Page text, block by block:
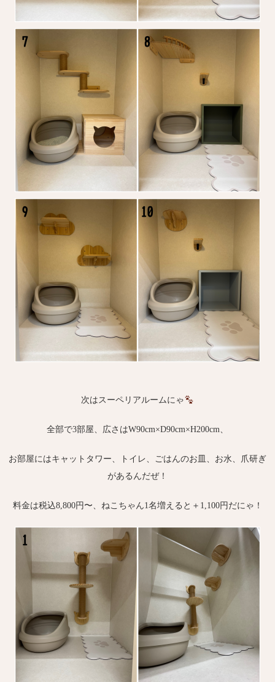
次はスーペリアルームにゃ
全部で3部屋、広さはW90cm×D90cm×H200cm、
お部屋にはキャットタワー、トイレ、ごはんのお皿、お水、爪研ぎ
があるんだぜ！
料金は税込8,800円〜、ねこちゃん1名増えると＋1,100円だにゃ！